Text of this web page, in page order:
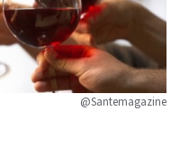
@Santemagazine